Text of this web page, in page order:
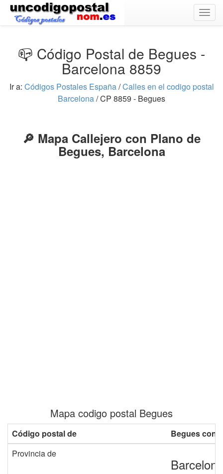
📪 Código Postal de Begues -
Barcelona 8859
Ir a: Códigos Postales España/Calles en el codigo postal
Barcelona/ CP 8859 - Begues
🔎 Mapa Callejero con Plano de
Begues, Barcelona
Mapa codigo postal Begues
Código postal de
Begues con
Provincia de
Barcelona